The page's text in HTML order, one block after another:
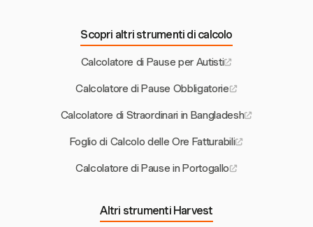
Scopri altri strumenti di calcolo
Calcolatore di Pause per Autisti
Calcolatore di Pause Obbligatorie
Calcolatore di Straordinari in Bangladesh
Foglio di Calcolo delle Ore Fatturabili
Calcolatore di Pause in Portogallo
Altri strumenti Harvest